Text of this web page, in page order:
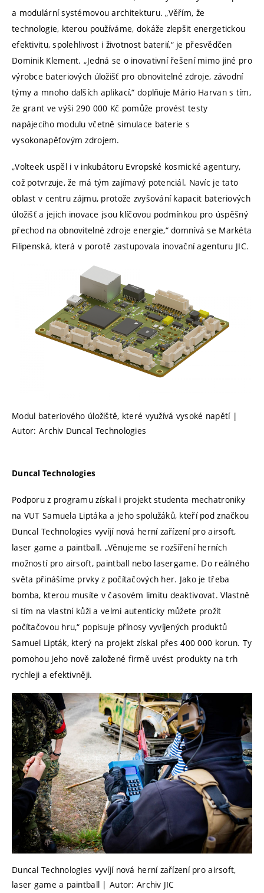
a modulární systémovou architekturu. „Věřím, že
technologie, kterou používáme, dokáže zlepšit energetickou
efektivitu, spolehlivost i životnost baterií,“ je přesvědčen
Dominik Klement. „Jedná se o inovativní řešení mimo jiné pro
výrobce bateriových úložišť pro obnovitelné zdroje, závodní
týmy a mnoho dalších aplikací,“ doplňuje Mário Harvan s tím,
že grant ve výši 290 000 Kč pomůže provést testy
napájecího modulu včetně simulace baterie s
vysokonapěťovým zdrojem.
„Volteek uspěl i v inkubátoru Evropské kosmické agentury,
což potvrzuje, že má tým zajímavý potenciál. Navíc je tato
oblast v centru zájmu, protože zvyšování kapacit bateriových
úložišť a jejich inovace jsou klíčovou podmínkou pro úspěšný
přechod na obnovitelné zdroje energie,“ domnívá se Markéta
Filipenská, která v porotě zastupovala inovační agenturu JIC.
Modul bateriového úložiště, které využívá vysoké napětí |
Autor: Archiv Duncal Technologies
Duncal Technologies
Podporu z programu získal i projekt studenta mechatroniky
na VUT Samuela Liptáka a jeho spolužáků, kteří pod značkou
Duncal Technologies vyvíjí nová herní zařízení pro airsoft,
laser game a paintball. „Věnujeme se rozšíření herních
možností pro airsoft, paintball nebo lasergame. Do reálného
světa přinášíme prvky z počítačových her. Jako je třeba
bomba, kterou musíte v časovém limitu deaktivovat. Vlastně
si tím na vlastní kůži a velmi autenticky můžete prožít
počítačovou hru,“ popisuje přínosy vyvíjených produktů
Samuel Lipták, který na projekt získal přes 400 000 korun. Ty
pomohou jeho nově založené firmě uvést produkty na trh
rychleji a efektivněji.
Duncal Technologies vyvíjí nová herní zařízení pro airsoft,
laser game a paintball | Autor: Archiv JIC